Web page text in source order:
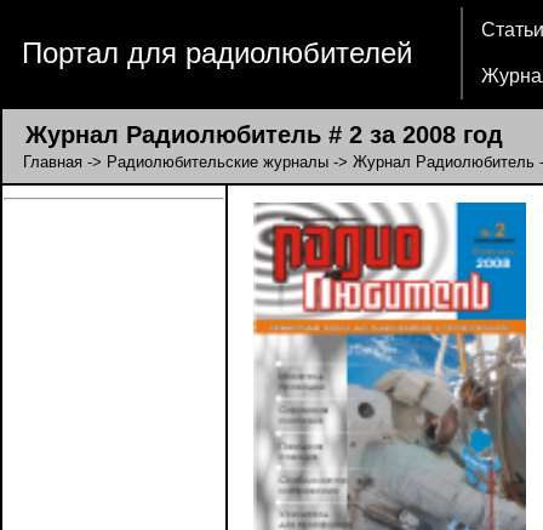
Портал для радиолюбителей
Статьи
Журнал Радиолюбитель # 2 за 2008 год
Главная -> Радиолюбительские журналы -> Журнал Радиолюбитель